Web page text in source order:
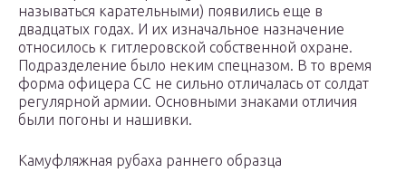
называться карательными) появились еще в
двадцатых годах. И их изначальное назначение
относилось к гитлеровской собственной охране.
Подразделение было неким спецназом. В то время
форма офицера СС не сильно отличалась от солдат
регулярной армии. Основными знаками отличия
были погоны и нашивки.
Камуфляжная рубаха раннего образца